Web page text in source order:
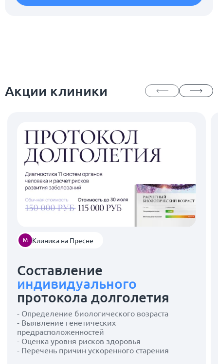
Акции клиники
Клиника на Пресне
Составление
индивидуального
протокола долголетия
- Определение биологического возраста
- Выявление генетических
предрасположенностей
- Оценка уровня рисков здоровья
- Перечень причин ускоренного старения